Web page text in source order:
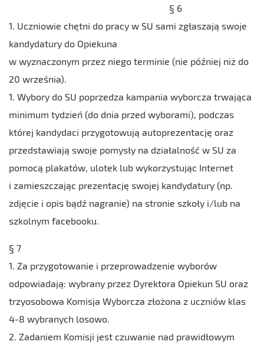
§ 6
1. Uczniowie chętni do pracy w SU sami zgłaszają swoje
kandydatury do Opiekuna
w wyznaczonym przez niego terminie (nie później niż do
20 września).
1. Wybory do SU poprzedza kampania wyborcza trwająca
minimum tydzień (do dnia przed wyborami), podczas
której kandydaci przygotowują autoprezentację oraz
przedstawiają swoje pomysły na działalność w SU za
pomocą plakatów, ulotek lub wykorzystując Internet
i zamieszczając prezentację swojej kandydatury (np.
zdjęcie i opis bądź nagranie) na stronie szkoły i/lub na
szkolnym facebooku.
§ 7
1. Za przygotowanie i przeprowadzenie wyborów
odpowiadają: wybrany przez Dyrektora Opiekun SU oraz
trzyosobowa Komisja Wyborcza złożona z uczniów klas
4-8 wybranych losowo.
2. Zadaniem Komisji jest czuwanie nad prawidłowym